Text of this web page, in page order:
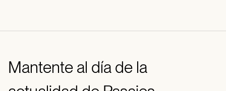
Mantente al día de la